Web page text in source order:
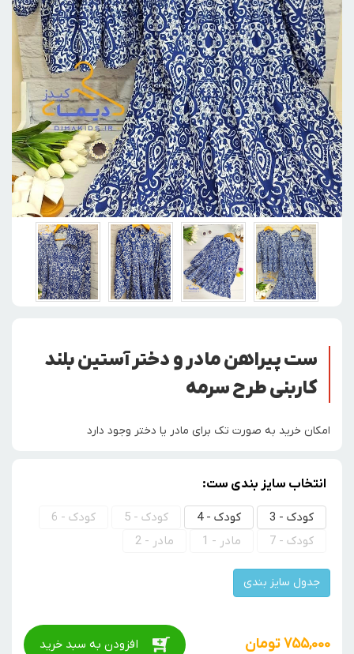
ست پیراهن مادر و دختر آستین بلند
کاربنی طرح سرمه
امکان خرید به صورت تک برای مادر یا دختر وجود دارد
انتخاب سایز بندی ست:
کودک - 3 کودک - 4 کودک - 5
کودک - 6
کودک - 7
مادر - 1 مادر - 2
جدول سایز بندی
755,000تومان افزودن به سبد خرید